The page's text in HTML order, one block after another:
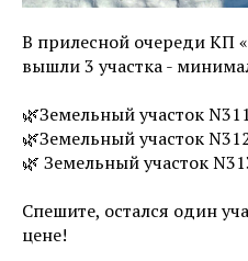
В прилесной очереди КП
вышли 3 участка -
🌿Земельный участок
🌿Земельный участок
🌿 Земельный участок
Спешите, остался один
цене!